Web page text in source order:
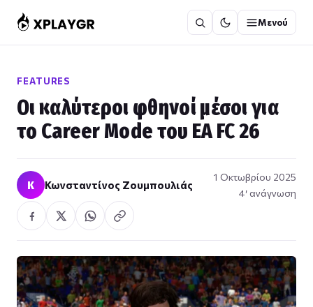
στο
περιεχόμενο
Μενού
FEATURES
Οι καλύτεροι φθηνοί μέσοι για
το Career Mode του EA FC 26
Κ Κωνσταντίνος Ζουμπουλιάς
1 Οκτωβρίου 2025
4′ ανάγνωση